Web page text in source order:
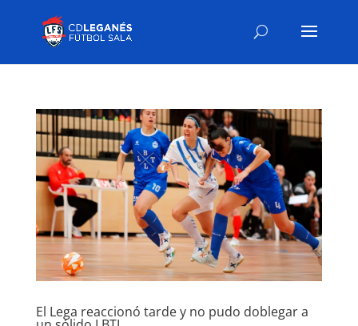
El Lega reaccionó tarde y no pudo doblegar a